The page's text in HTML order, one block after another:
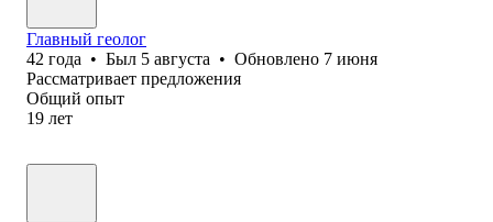
Главный геолог
42 года • Был 5 августа • Обновлено 7 июня
Рассматривает предложения
Общий опыт
19 лет